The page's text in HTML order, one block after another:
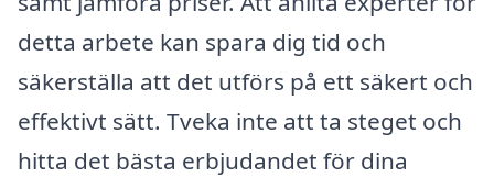
detta arbete kan spara dig tid och
säkerställa att det utförs på ett säkert och
effektivt sätt. Tveka inte att ta steget och
hitta det bästa erbjudandet för dina